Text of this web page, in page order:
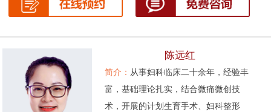
陈远红
简介： 从事妇科临床二十余年，经验丰
富，基础理论扎实，结合微痛微创技
术，开展的计划生育手术、妇科整形